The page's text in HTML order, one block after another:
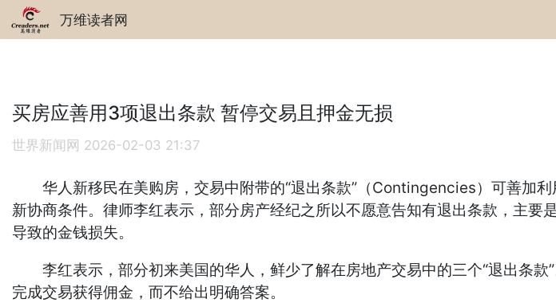
万维读者网
买房应善用3项退出条款 暂停交易且押金无损
世界新闻网 2026-02-03 21:37
华人新移民在美购房，交易中附带的“退出条款”（Contingencies）可善加利
新协商条件。律师李红表示，部分房产经纪之所以不愿意告知有退出条款，主
导致的金钱损失。
李红表示，部分初来美国的华人，鲜少了解在房地产交易中的三个“退出条款
完成交易获得佣金，而不给出明确答案。